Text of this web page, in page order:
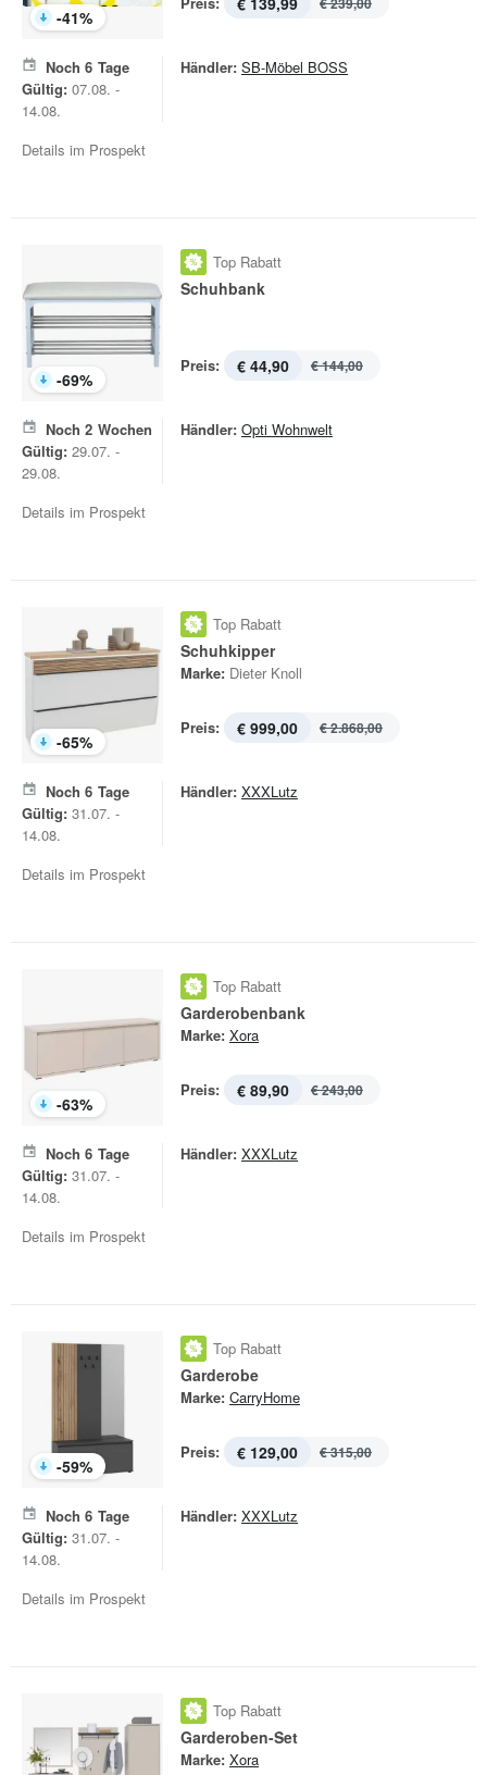
-41%
Noch 6 Tage
Gültig: 07.08. -
14.08.
Händler: SB-Möbel BOSS
Details im Prospekt
-69%
Top Rabatt
Schuhbank
Preis: € 44,90 € 144,00
Noch 2 Wochen
Gültig: 29.07. -
29.08.
Händler: Opti Wohnwelt
Details im Prospekt
-65%
Top Rabatt
Schuhkipper
Marke: Dieter Knoll
Preis: € 999,00 € 2.868,00
Noch 6 Tage
Gültig: 31.07. -
14.08.
Händler: XXXLutz
Details im Prospekt
-63%
Top Rabatt
Garderobenbank
Marke: Xora
Preis: € 89,90 € 243,00
Noch 6 Tage
Gültig: 31.07. -
14.08.
Händler: XXXLutz
Details im Prospekt
-59%
Top Rabatt
Garderobe
Marke: CarryHome
Preis: € 129,00 € 315,00
Noch 6 Tage
Gültig: 31.07. -
14.08.
Händler: XXXLutz
Details im Prospekt
Top Rabatt
Garderoben-Set
Marke: Xora